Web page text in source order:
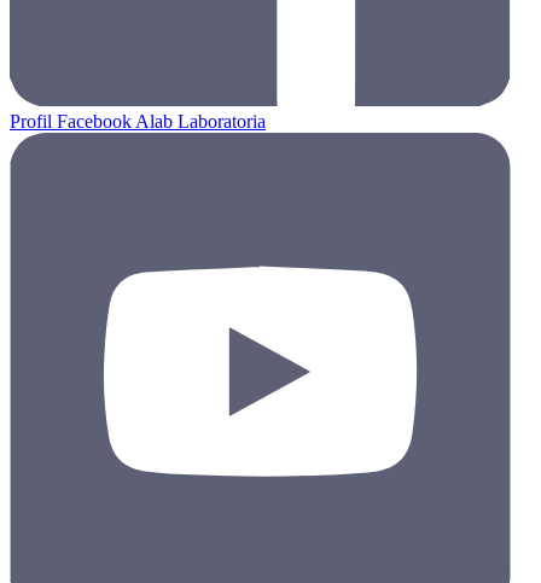
Profil Facebook Alab Laboratoria